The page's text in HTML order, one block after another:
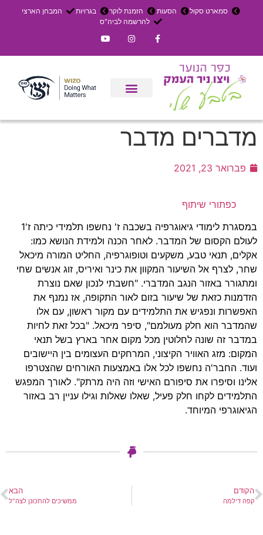
סמארט סקול הסעות הזמנת לוקר בגרויות
המבחן הארצי
להרשמה לביה"ס
מדברים מדבר
פברואר 23, 2021
כפתורי שיתוף
במסגרת לימודי גיאוגרפיה בשכבה ז' נחשפו תלמידי כיתה ז'1
לעולם הקסום של המדבר. לאחר הכנה ולמידת הנושא כמו:
אקלים, תנאי טבע, משקעים וטופוגרפיה, החליט המורה מיכאל
שחר, לצרף אל השיעור המקוון את כינר ואיריס, זוג אנשים שחי
ומתגורר באזור הנגב המדברי. "חשבתי לנכון שאם נוצרת
הזדמנות כזאת של שיעור בזום לאור התקופה, אז נמנף את
האפשרות ונפגיש את התלמידים עם מקור ראשון, עם אלו
שהמדבר הוא חלק מעולמם", סיפר מיכאל. "בכל זאת לחיות
במדבר זה שונה לחלוטין מכל מקום אחר בארץ בשל תנאי
המקום: מזג האוויר הקיצוני, המרחקים העצומים בין היישובים
ועוד. החבר'ה נחשפו לכל אלו באמצעות האורחים שהצטרפו
אלינו וסיפרו את סיפורם האישי וזה היה מרתק". לאורך המפגש
התלמידים לקחו חלק פעיל, שאלו שאלות וגילו עניין רב באזור
הגיאוגרפי המיוחד.
הקודם
קפה דילמה
הבא
ממשיכים להתכונן לצה"ל